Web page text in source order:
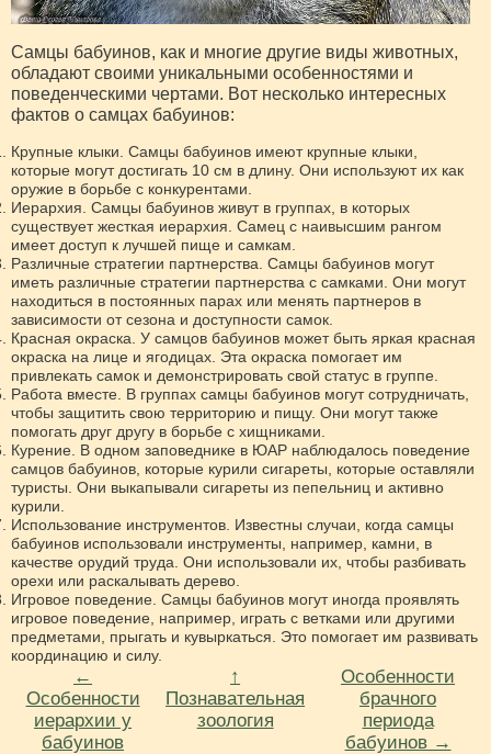
Самцы бабуинов, как и многие другие виды животных,
обладают своими уникальными особенностями и
поведенческими чертами. Вот несколько интересных
фактов о самцах бабуинов:
Крупные клыки. Самцы бабуинов имеют крупные клыки,
которые могут достигать 10 см в длину. Они используют их как
оружие в борьбе с конкурентами.
Иерархия. Самцы бабуинов живут в группах, в которых
существует жесткая иерархия. Самец с наивысшим рангом
имеет доступ к лучшей пище и самкам.
Различные стратегии партнерства. Самцы бабуинов могут
иметь различные стратегии партнерства с самками. Они могут
находиться в постоянных парах или менять партнеров в
зависимости от сезона и доступности самок.
Красная окраска. У самцов бабуинов может быть яркая красная
окраска на лице и ягодицах. Эта окраска помогает им
привлекать самок и демонстрировать свой статус в группе.
Работа вместе. В группах самцы бабуинов могут сотрудничать,
чтобы защитить свою территорию и пищу. Они могут также
помогать друг другу в борьбе с хищниками.
Курение. В одном заповеднике в ЮАР наблюдалось поведение
самцов бабуинов, которые курили сигареты, которые оставляли
туристы. Они выкапывали сигареты из пепельниц и активно
курили.
Использование инструментов. Известны случаи, когда самцы
бабуинов использовали инструменты, например, камни, в
качестве орудий труда. Они использовали их, чтобы разбивать
орехи или раскалывать дерево.
Игровое поведение. Самцы бабуинов могут иногда проявлять
игровое поведение, например, играть с ветками или другими
предметами, прыгать и кувыркаться. Это помогает им развивать
координацию и силу.
←
Особенности
иерархии у
бабуинов
↑
Познавательная
зоология
Особенности
брачного
периода
бабуинов →